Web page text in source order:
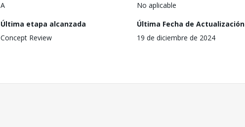
A
No aplicable
Última etapa alcanzada
Concept Review
Última Fecha de Actualización
19 de diciembre de 2024